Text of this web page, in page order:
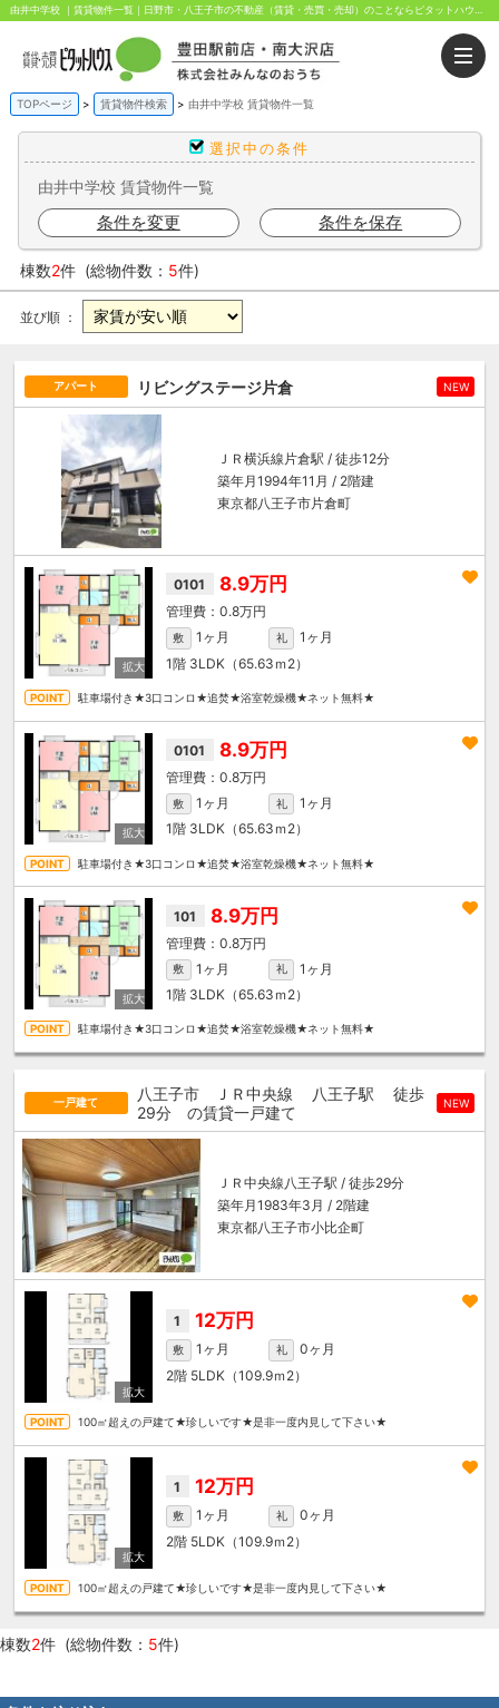
TOPページ 賃貸物件検索 由井中学校 賃貸物件一覧
選択中の条件
由井中学校 賃貸物件一覧
条件を変更 条件を保存
棟数2件 (総物件数： 5件)
並び順 ：
アパート リビングステージ片倉 NEW
ＪＲ横浜線 片倉駅 / 徒歩12分
築年月1994年11月 / 2階建
東京都八王子市片倉町
0101 8.9万円
0.8万円
敷 1ヶ月 礼
1ヶ月
1階 3LDK（65.63ｍ 2）
駐車場付き★3口コンロ★追焚★浴室乾燥機★ネット無料★
0101 8.9万円
0.8万円
敷 1ヶ月 礼
1ヶ月
1階 3LDK（65.63ｍ 2）
駐車場付き★3口コンロ★追焚★浴室乾燥機★ネット無料★
101 8.9万円
0.8万円
敷 1ヶ月 礼
1ヶ月
1階 3LDK（65.63ｍ 2）
駐車場付き★3口コンロ★追焚★浴室乾燥機★ネット無料★
一戸建て 八王子市 ＪＲ中央線 八王子駅
徒歩
29分 の賃貸一戸建て NEW
ＪＲ中央線八王子駅 / 徒歩29分
築年月1983年3月 / 2階建
東京都八王子市小比企町
1 12万円
敷 1ヶ月 礼
0ヶ月
2階 5LDK（109.9ｍ 2）
100㎡超えの戸建て★珍しいです★是非一度内見して下さい★
1 12万円
敷 1ヶ月 礼
0ヶ月
2階 5LDK（109.9ｍ 2）
100㎡超えの戸建て★珍しいです★是非一度内見して下さい★
棟数2件 (総物件数： 5件)